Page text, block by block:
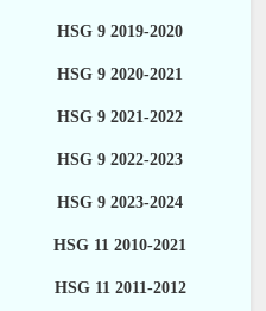
HSG 9 2019-2020
HSG 9 2020-2021
HSG 9 2021-2022
HSG 9 2022-2023
HSG 9 2023-2024
HSG 11 2010-2021
HSG 11 2011-2012